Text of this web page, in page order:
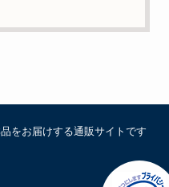
まれておりません。
をお届けする通販サイトです